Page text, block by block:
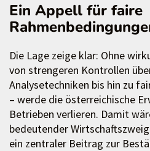
Ein Appell für faire
Die Lage zeige klar: Ohne
von strengeren Kontrollen
Analysetechniken bis hin zu
– werde die österreichische
Betrieben verlieren. Damit
bedeutender
ein zentraler Beitrag zur